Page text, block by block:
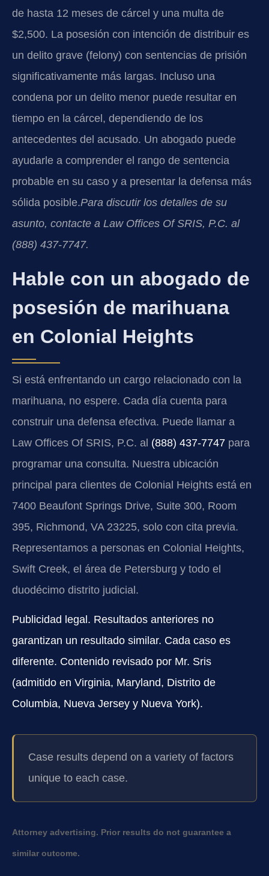
de hasta 12 meses de cárcel y una multa de
$2,500. La posesión con intención de distribuir es
un delito grave (felony) con sentencias de prisión
significativamente más largas. Incluso una
condena por un delito menor puede resultar en
tiempo en la cárcel, dependiendo de los
antecedentes del acusado. Un abogado puede
ayudarle a comprender el rango de sentencia
probable en su caso y a presentar la defensa más
sólida posible.Para discutir los detalles de su
asunto, contacte a Law Offices Of SRIS, P.C. al
(888) 437-7747.
Hable con un abogado de
posesión de marihuana
en Colonial Heights
Si está enfrentando un cargo relacionado con la
marihuana, no espere. Cada día cuenta para
construir una defensa efectiva. Puede llamar a
Law Offices Of SRIS, P.C. al (888) 437-7747 para
programar una consulta. Nuestra ubicación
principal para clientes de Colonial Heights está en
7400 Beaufont Springs Drive, Suite 300, Room
395, Richmond, VA 23225, solo con cita previa.
Representamos a personas en Colonial Heights,
Swift Creek, el área de Petersburg y todo el
duodécimo distrito judicial.
Publicidad legal. Resultados anteriores no
garantizan un resultado similar. Cada caso es
diferente. Contenido revisado por Mr. Sris
(admitido en Virginia, Maryland, Distrito de
Columbia, Nueva Jersey y Nueva York).
Case results depend on a variety of factors
unique to each case.
Attorney advertising. Prior results do not guarantee a
similar outcome.